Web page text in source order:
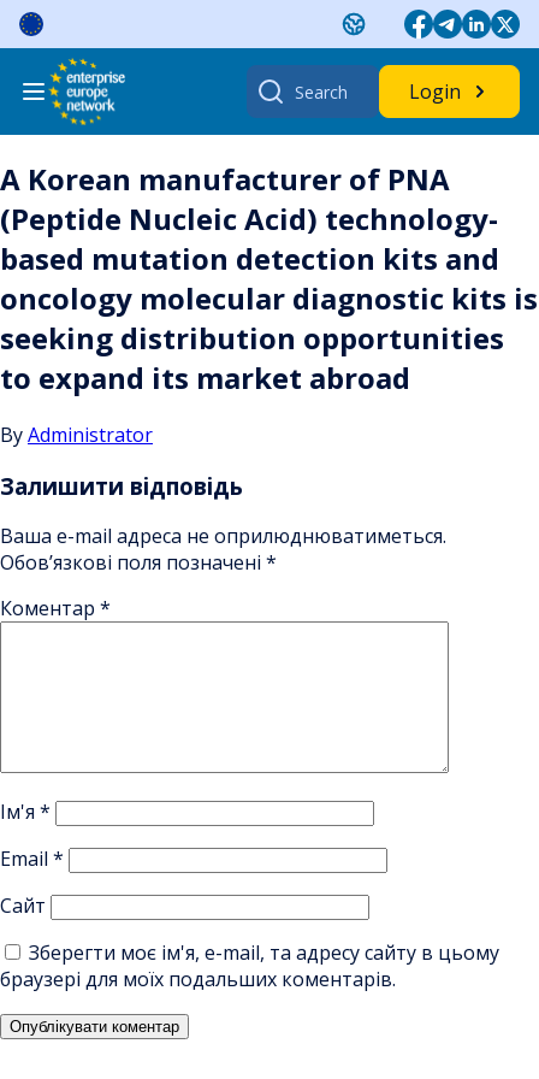
Skip
content
Search
for:
Login
A Korean manufacturer of PNA
(Peptide Nucleic Acid) technology-
based mutation detection kits and
oncology molecular diagnostic kits is
seeking distribution opportunities
to expand its market abroad
ByAdministrator
Залишити відповідь
Ваша e-mail адреса не оприлюднюватиметься.
Обов’язкові поля позначені *
Коментар *
Ім'я *
Email *
Сайт
Зберегти моє ім'я, e-mail, та адресу сайту в цьому
браузері для моїх подальших коментарів.